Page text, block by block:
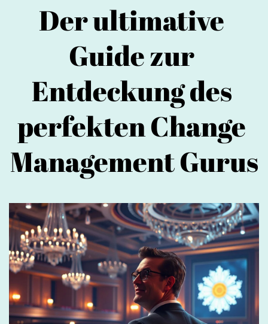
Der ultimative
Guide zur
Entdeckung des
perfekten Change
Management Gurus